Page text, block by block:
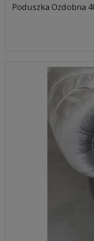
Poduszka Ozdobna